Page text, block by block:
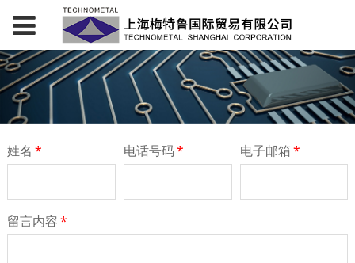
姓名 * 电话号码* 电子邮箱*
留言内容*